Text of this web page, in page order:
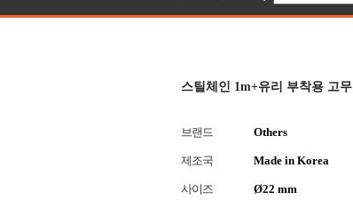
스틸체인 1m+유리 부착용 고무
브랜드 Others
제조국 Made in Korea
사이즈 Ø22 mm